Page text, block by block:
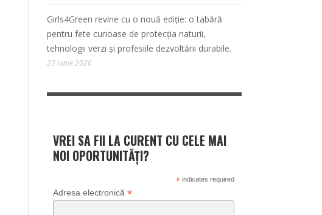
Girls4Green revine cu o nouă ediție: o tabără
pentru fete curioase de protecția naturii,
tehnologii verzi și profesiile dezvoltării durabile.
23 iunie 2026
VREI SA FII LA CURENT CU CELE MAI
NOI OPORTUNITĂȚI?
*indicates required
Adresa electronică *